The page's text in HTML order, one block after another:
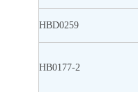
HBD0259
HB0177-2